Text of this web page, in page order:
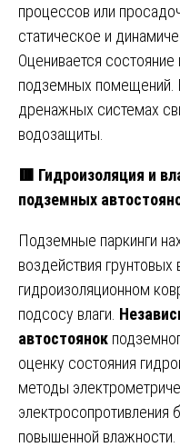
процессов или
статическое и
Оценивается
подземных помещений.
дренажных системах
водозащиты.
🟥 Гидроизоляция и
подземных
Подземные паркинги
воздействия
гидроизоляционном
подсосу влаги.
автостоянок
оценку состояния
методы
электросопротивления
повышенной